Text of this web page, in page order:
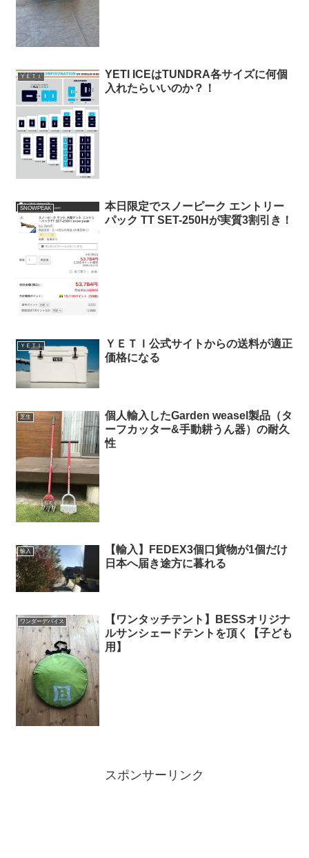
ＹＥＴＩ
YETI ICEはTUNDRA各サイズに何個
入れたらいいのか？！
SNOWPEAK
本日限定でスノーピーク エントリー
パック TT SET-250Hが実質3割引き！
ＹＥＴＩ
ＹＥＴＩ公式サイトからの送料が適正
価格になる
芝生
個人輸入したGarden weasel製品（タ
ーフカッター&手動耕うん器）の耐久
性
輸入
【輸入】FEDEX3個口貨物が1個だけ
日本へ届き途方に暮れる
ワンダーデバイス
【ワンタッチテント】BESSオリジナ
ルサンシェードテントを頂く【子ども
用】
スポンサーリンク